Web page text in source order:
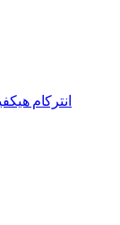
انتركام